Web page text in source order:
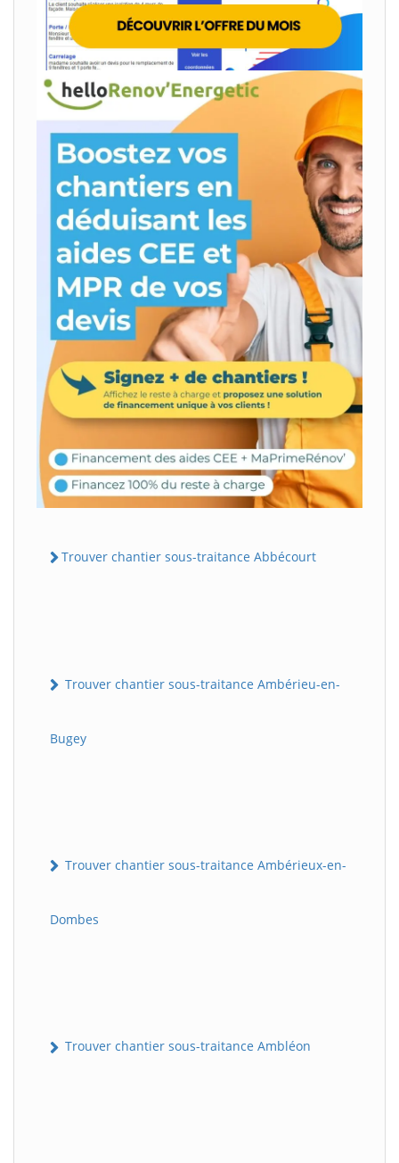
Trouver chantier sous-traitance Abbécourt
Trouver chantier sous-traitance Ambérieu-en-
Bugey
Trouver chantier sous-traitance Ambérieux-en-
Dombes
Trouver chantier sous-traitance Ambléon